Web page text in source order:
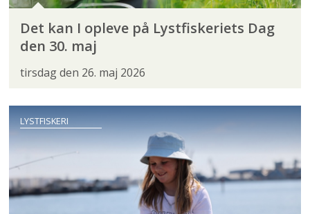
Det kan I opleve på Lystfiskeriets Dag
den 30. maj
tirsdag den 26. maj 2026
LYSTFISKERI